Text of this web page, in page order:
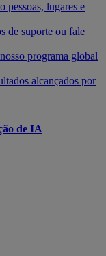
pessoas, lugares e
de suporte ou fale
programa global
alcançados por
de IA